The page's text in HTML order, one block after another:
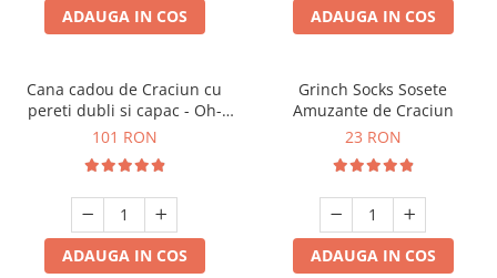
ADAUGA IN COS ADAUGA IN COS
Cana cadou de Craciun cu
pereti dubli si capac - Oh-
Brad-frumos
101 RON
ADAUGA IN COS
Grinch Socks Sosete
Amuzante de Craciun
23 RON
ADAUGA IN COS